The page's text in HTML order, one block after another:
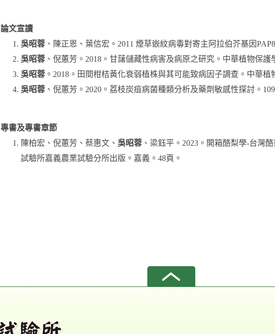
論文宣讀
吳昭蓉、陳正恩、葉信宏。2011 煙草嵌紋病毒對寄主阿拉伯芥基因
吳昭蓉、倪蕙芳。2018。甘藷儲藏性病害及病原之研究。中華植物保護
吳昭蓉。2018。田間柑桔黃化衰弱植株與其可能致病因子調查。中華植
吳昭蓉、倪蕙芳。2020。荔枝炭疽病菌種類分析及藥劑敏感性探討。
專書及專書章節
陳柏宏、倪蕙芳、蔡惠文、 吳昭蓉、梁鈺平。2023。開箱酪梨學-台灣
試驗所嘉義農業試驗分所出版。嘉義。48頁。